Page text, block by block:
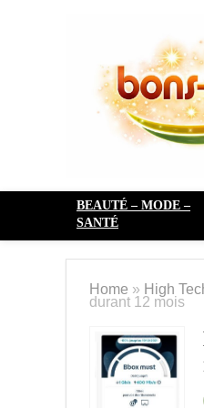
BEAUTÉ – MODE –
SANTÉ
Home » High
durant 12 mois